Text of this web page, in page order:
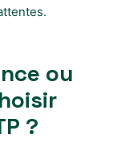
ou
?